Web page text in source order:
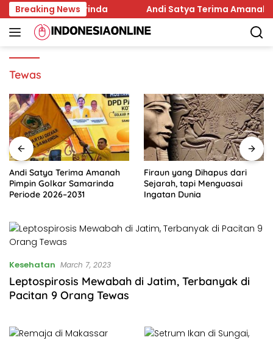
Skip
to
content
Breaking News
Samarinda Andi Satya Terima Amanah
Tewas
Andi Satya Terima Amanah
Pimpin Golkar Samarinda
Periode 2026–2031
Firaun yang Dihapus dari
Sejarah, tapi Menguasai
Ingatan Dunia
Kesehatan March 7, 2023
Leptospirosis Mewabah di Jatim, Terbanyak di
Pacitan 9 Orang Tewas